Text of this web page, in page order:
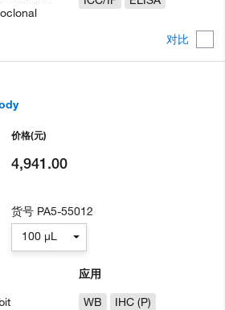
对比
应用
WB
IHC (P)
价格(元)
4,941.00
货号 PA5-55012
100 µL